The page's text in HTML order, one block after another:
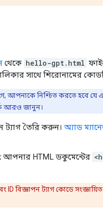
থেকে hello-gpt.html
সাথে শিরোনামের
আপনাকে নিশ্চিত করতে হবে যে
আরও জানুন।
ট্যাগ তৈরি করুন। অ্যাড
আপনার HTML ডকুমেন্টের
ID বিজ্ঞাপন ট্যাগ কোডে সংজ্ঞায়িত